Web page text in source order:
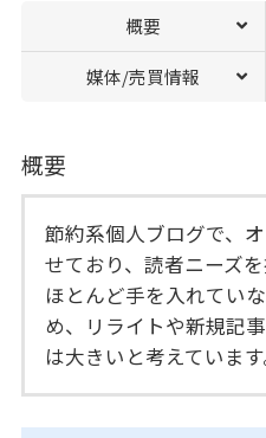
概要
媒体/売買情報
概要
節約系個人ブログで、
せており、読者ニーズを
ほとんど手を入れてい
め、リライトや新規記
は大きいと考えています